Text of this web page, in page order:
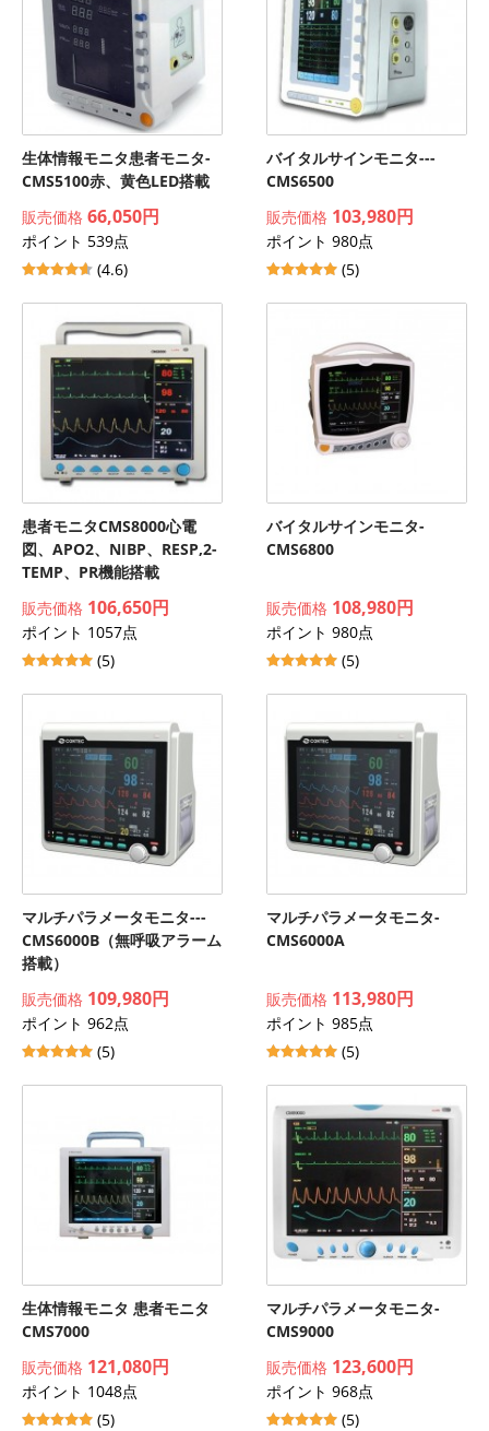
生体情報モニタ患者モニタ-
CMS5100赤、黄色LED搭載
販売価格 66,050円
ポイント 539点
(4.6)
バイタルサインモニタ---
CMS6500
販売価格 103,980円
ポイント 980点
(5)
患者モニタCMS8000心電
図、APO2、NIBP、RESP,2-
TEMP、PR機能搭載
販売価格 106,650円
ポイント 1057点
(5)
バイタルサインモニタ-
CMS6800
販売価格 108,980円
ポイント 980点
(5)
マルチパラメータモニタ---
CMS6000B（無呼吸アラーム
搭載）
販売価格 109,980円
ポイント 962点
(5)
マルチパラメータモニタ-
CMS6000A
販売価格 113,980円
ポイント 985点
(5)
生体情報モニタ 患者モニタ
CMS7000
販売価格 121,080円
ポイント 1048点
(5)
マルチパラメータモニタ-
CMS9000
販売価格 123,600円
ポイント 968点
(5)